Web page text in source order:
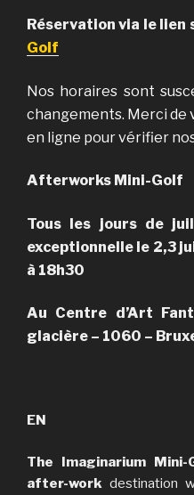
Réservation via le lien
Golf
Nos horaires sont
changements. Merci
en ligne pour vérifier
Afterworks Mini-Golf
Tous les jours de
exceptionnelle le 2,3
à 18h30
Au Centre d’Art
glacière – 1060 –
EN
The Imaginarium Mini-
after-work destination